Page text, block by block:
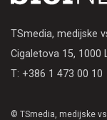
TSmedia, medijske
Cigaletova 15, 1000
T: +386 1 473 00 10
© TSmedia, medijske